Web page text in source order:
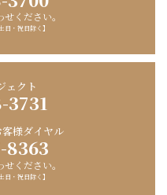
ください。
日・祝日除く】
ェクト
3731
様ダイヤル
8363
ください。
日・祝日除く】